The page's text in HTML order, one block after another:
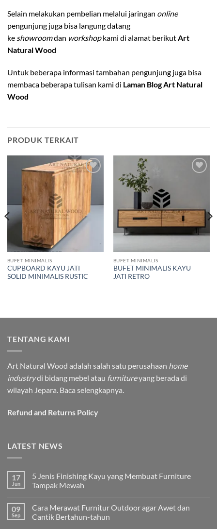
Selain melakukan pembelian melalui jaringan online
pengunjung juga bisa langung datang
ke showroomdan workshopkami di alamat berikutArt
Natural Wood
Untuk beberapa informasi tambahan pengunjung juga bisa
membaca beberapa tulisan kami di Laman Blog Art Natural
Wood
PRODUK TERKAIT
wishlist
BUFET MINIMALIS
CUPBOARD KAYU JATI
SOLID MINIMALIS RUSTIC
BUFET MINIMALIS
BUFET MINIMALIS KAYU
JATI RETRO
TENTANG KAMI
Art Natural Wood adalah salah satu perusahaan home
industrydi bidang mebel atau furnitureyang berada di
wilayah Jepara. Baca selengkapnya.
Refund and Returns Policy
LATEST NEWS
17
Jun
5 Jenis Finishing Kayu yang Membuat Furniture
Tampak Mewah
komentar
pada
5
09
Sep
Cara Merawat Furnitur Outdoor agar Awet dan
Cantik Bertahun-tahun